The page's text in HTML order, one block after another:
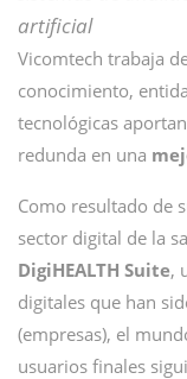
artificial
Vicomtech trabaja
conocimiento,
tecnológicas
redunda en una
Como resultado de
sector digital de la
DigiHEALTH Suite,
digitales que han
(empresas), el
usuarios finales